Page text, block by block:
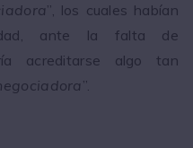
”, los cuales habían
ante la falta de
acreditarse algo tan
”.